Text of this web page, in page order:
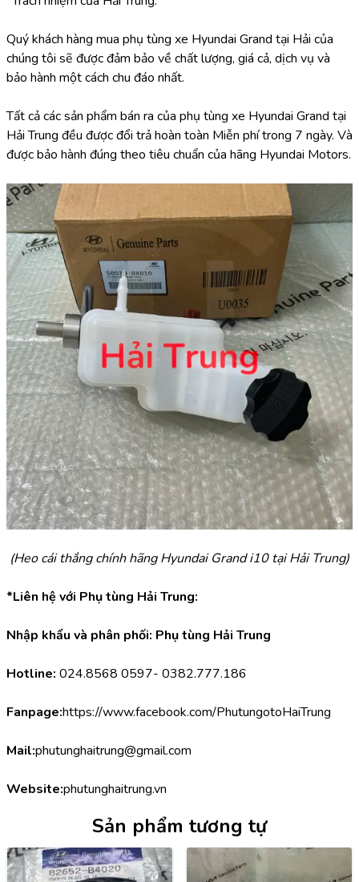
Quý khách hàng mua phụ tùng xe Hyundai Grand tại Hải của
chúng tôi sẽ được đảm bảo về chất lượng, giá cả, dịch vụ và
bảo hành một cách chu đáo nhất.
Tất cả các sản phẩm bán ra của phụ tùng xe Hyundai Grand tại
Hải Trung đều được đổi trả hoàn toàn Miễn phí trong 7 ngày. Và
được bảo hành đúng theo tiêu chuẩn của hãng Hyundai Motors.
(Heo cái thắng chính hãng Hyundai Grand i10 tại Hải Trung)
*Liên hệ với Phụ tùng Hải Trung:
Nhập khẩu và phân phối: Phụ tùng Hải Trung
Hotline: 024.8568 0597- 0382.777.186
Fanpage:https://www.facebook.com/PhutungotoHaiTrung
Mail:phutunghaitrung@gmail.com
Website:phutunghaitrung.vn
Sản phẩm tương tự